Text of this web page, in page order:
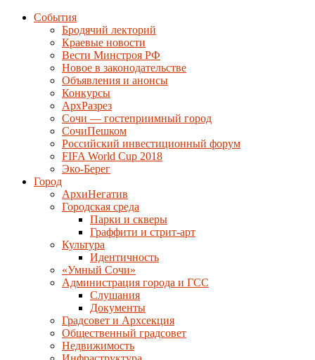
События
Бродячий лекторий
Краевые новости
Вести Минстроя РФ
Новое в законодательстве
Объявления и анонсы
Конкурсы
АрхРазрез
Сочи — гостеприимный город
СочиПешком
Российский инвестиционный форум
FIFA World Cup 2018
Эко-Берег
Город
АрхиНегатив
Городская среда
Парки и скверы
Граффити и стрит-арт
Культура
Идентичность
«Умный Сочи»
Администрация города и ГСС
Слушания
Документы
Градсовет и Архсекция
Общественный градсовет
Недвижимость